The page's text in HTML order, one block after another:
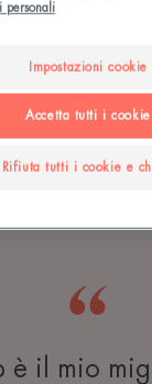
solo quella
il make-up, ma
è il mio
personali
Impostazioni cookie
Rifiuta tutti i cookie e
Accetta tutti i cookie